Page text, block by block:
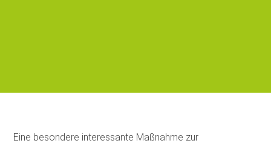
Eine besondere interessante Maßnahme zur